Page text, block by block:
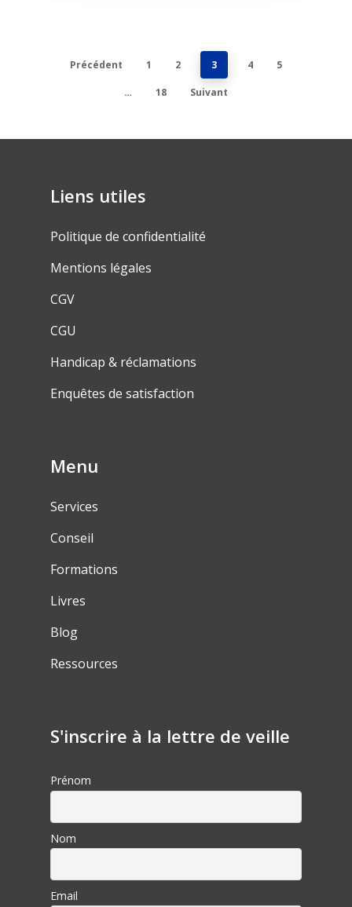
Précédent 1 2 3 4 5
… 18 Suivant
Liens utiles
Politique de confidentialité
Mentions légales
CGV
CGU
Handicap & réclamations
Enquêtes de satisfaction
Menu
Services
Conseil
Formations
Livres
Blog
Ressources
S'inscrire à la lettre de veille
Prénom
Nom
Email